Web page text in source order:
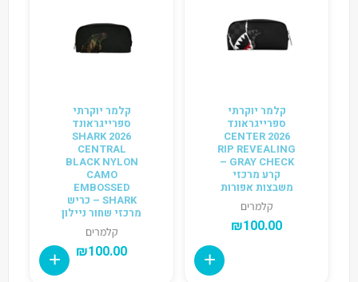
קלמר יוקרתי
ספרייגראונד
2026 CENTER
RIP REVEALING
GRAY CHECK –
קרע מרכזי
משבצות אפורות
קלמרים
₪100.00
קלמר יוקרתי
ספרייגראונד
2026 SHARK
CENTRAL
BLACK NYLON
CAMO
EMBOSSED
SHARK – כריש
מרכזי שחור ניילון
קלמרים
₪100.00